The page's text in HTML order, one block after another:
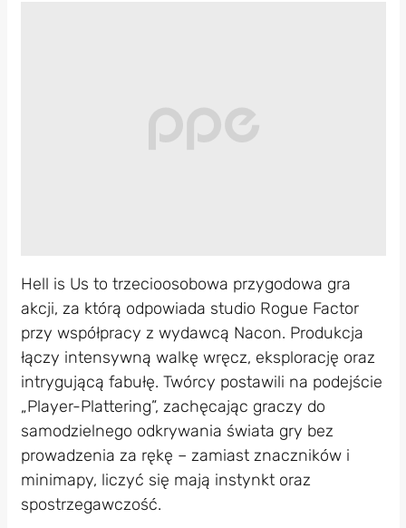
Hell is Us to trzecioosobowa przygodowa gra
akcji, za którą odpowiada studio Rogue Factor
przy współpracy z wydawcą Nacon. Produkcja
łączy intensywną walkę wręcz, eksplorację oraz
intrygującą fabułę. Twórcy postawili na podejście
„Player-Plattering”, zachęcając graczy do
samodzielnego odkrywania świata gry bez
prowadzenia za rękę – zamiast znaczników i
minimapy, liczyć się mają instynkt oraz
spostrzegawczość.